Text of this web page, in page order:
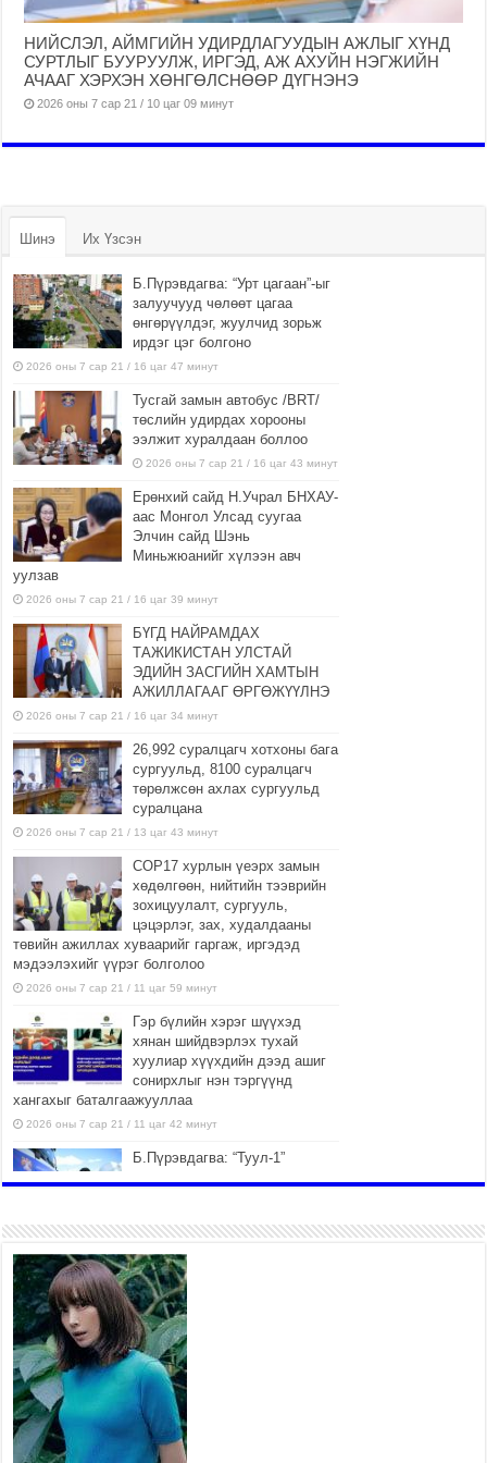
НИЙСЛЭЛ, АЙМГИЙН УДИРДЛАГУУДЫН АЖЛЫГ ХҮНД
СУРТЛЫГ БУУРУУЛЖ, ИРГЭД, АЖ АХУЙН НЭГЖИЙН
АЧААГ ХЭРХЭН ХӨНГӨЛСНӨӨР ДҮГНЭНЭ
2026 оны 7 сар 21 / 10 цаг 09 минут
Шинэ Их Үзсэн
Б.Пүрэвдагва: “Урт цагаан”-ыг
залуучууд чөлөөт цагаа
өнгөрүүлдэг, жуулчид зорьж
ирдэг цэг болгоно
2026 оны 7 сар 21 / 16 цаг 47 минут
Тусгай замын автобус /BRT/
төслийн удирдах хорооны
ээлжит хуралдаан боллоо
2026 оны 7 сар 21 / 16 цаг 43 минут
Ерөнхий сайд Н.Учрал БНХАУ-
аас Монгол Улсад суугаа
Элчин сайд Шэнь
Миньжюанийг хүлээн авч
уулзав
2026 оны 7 сар 21 / 16 цаг 39 минут
БҮГД НАЙРАМДАХ
ТАЖИКИСТАН УЛСТАЙ
ЭДИЙН ЗАСГИЙН ХАМТЫН
АЖИЛЛАГААГ ӨРГӨЖҮҮЛНЭ
2026 оны 7 сар 21 / 16 цаг 34 минут
26,992 суралцагч хотхоны бага
сургуульд, 8100 суралцагч
төрөлжсөн ахлах сургуульд
суралцана
2026 оны 7 сар 21 / 13 цаг 43 минут
COP17 хурлын үеэрх замын
хөдөлгөөн, нийтийн тээврийн
зохицуулалт, сургууль,
цэцэрлэг, зах, худалдааны
төвийн ажиллах хуваарийг гаргаж, иргэдэд
мэдээлэхийг үүрэг болголоо
2026 оны 7 сар 21 / 11 цаг 59 минут
Гэр бүлийн хэрэг шүүхэд
хянан шийдвэрлэх тухай
хуулиар хүүхдийн дээд ашиг
сонирхлыг нэн тэргүүнд
хангахыг баталгаажууллаа
2026 оны 7 сар 21 / 11 цаг 42 минут
Б.Пүрэвдагва: “Туул-1”
2026 оны 7 сар 21 / 10 цаг 15 минут
НИЙСЛЭЛ, АЙМГИЙН
УДИРДЛАГУУДЫН АЖЛЫГ
ХҮНД СУРТЛЫГ БУУРУУЛЖ,
ИРГЭД, АЖ АХУЙН НЭГЖИЙН
АЧААГ ХЭРХЭН ХӨНГӨЛСНӨӨР ДҮГНЭНЭ
2026 оны 7 сар 21 / 10 цаг 09 минут
Байнгын хорооны дарга
М.Мандхай Цөлжилттэй
тэмцэх тухай НҮБ-ын